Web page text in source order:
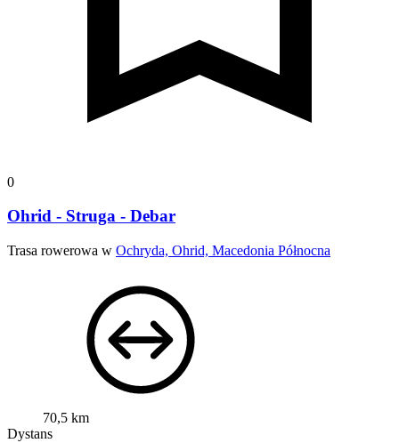
0
Ohrid - Struga - Debar
Trasa rowerowa w Ochryda, Ohrid, Macedonia Północna
70,5 km
Dystans